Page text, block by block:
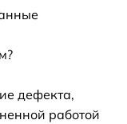
дефекта,
работой